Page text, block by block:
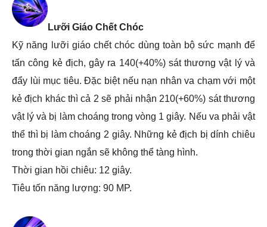
Lưỡi Giáo Chết Chóc
Kỹ năng lưỡi giáo chết chóc dùng toàn bộ sức mạnh để
tấn công kẻ địch, gây ra 140(+40%) sát thương vật lý và
đẩy lùi mục tiêu. Đặc biệt nếu nạn nhân va chạm với một
kẻ địch khác thì cả 2 sẽ phải nhận 210(+60%) sát thương
vật lý và bị làm choáng trong vòng 1 giây. Nếu va phải vật
thể thì bị làm choáng 2 giây. Những kẻ địch bị dính chiêu
trong thời gian ngắn sẽ không thể tàng hình.
Thời gian hồi chiêu: 12 giây.
Tiêu tốn năng lượng: 90 MP.